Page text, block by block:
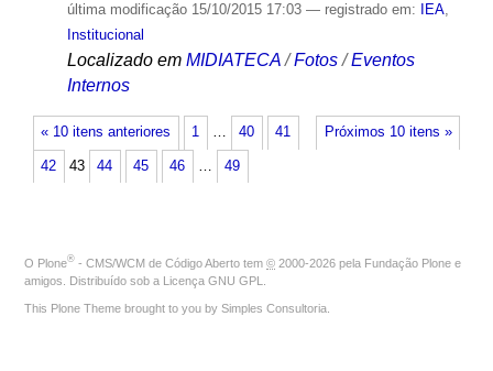
última modificação15/10/2015 17:03 — registrado em: IEA,
Institucional
Localizado em MIDIATECA /Fotos /Eventos
Internos
« 10 itens anteriores Próximos 10 itens »
1 … 40 41
42 43 44 45 46 … 49
O Plone® - CMS/WCM de Código Aberto tem © 2000-2026 pela Fundação Plone e
amigos. Distribuído sob a Licença GNU GPL
This Plone Theme brought to you by Simples Consultoria